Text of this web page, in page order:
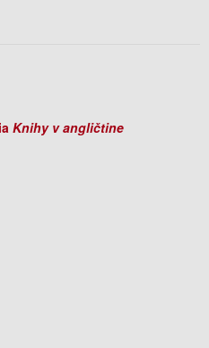
Knihy v angličtine